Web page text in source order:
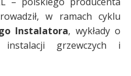
w ramach cyklu
Instalatora, wykłady o
instalacji grzewczych i